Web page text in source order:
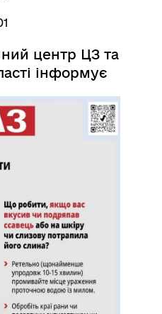
центр ЦЗ та
інформує